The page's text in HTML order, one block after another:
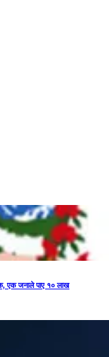
एक जनाले पाए १० लाख